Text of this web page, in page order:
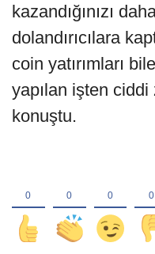
kazandığınızı
dolandırıcılara
coin yatırımları
yapılan işten
konuştu.